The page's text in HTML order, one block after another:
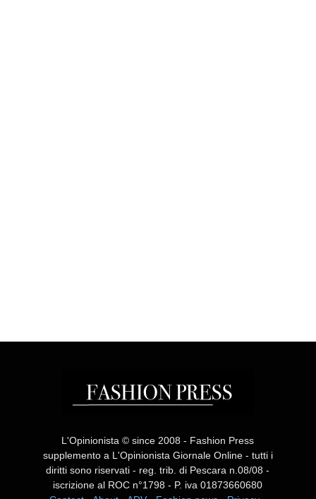
L'Opinionista © since 2008 - Fashion Press
supplemento a L'Opinionista Giornale Online - tutti i
diritti sono riservati - reg. trib. di Pescara n.08/08 -
iscrizione al ROC n°1798 - P. iva 01873660680